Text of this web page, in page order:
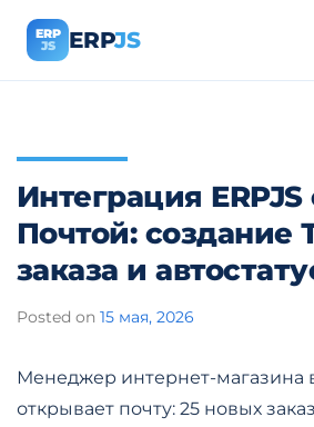
ERP
JS
ERPJS
Интеграция
Почтой: создание
заказа и
Posted on 15 мая, 2026
Менеджер интернет-магазина
открывает почту: 25 новых